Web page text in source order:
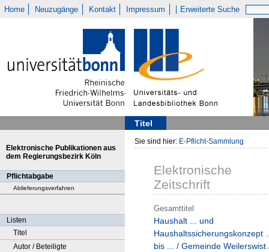
Home Neuzugänge Kontakt Impressum Erweiterte Suche
Titel
Elektronische Publikationen aus
dem Regierungsbezirk Köln
Pflichtabgabe
Ablieferungsverfahren
Listen
Titel
Autor / Beteiligte
Sie sind hier: E-Pflicht-Sammlung
Elektronische
Zeitschrift
Gesamttitel
Haushalt ... und
Haushaltssicherungskonzept
bis ... / Gemeinde Weilerswist